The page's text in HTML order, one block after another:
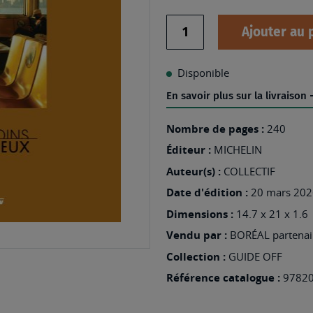
Ajouter au
Disponible
En savoir plus sur la livraison
Nombre de pages : 240
Éditeur : MICHELIN
Auteur(s) : COLLECTIF
Date d'édition : 20 mars
Dimensions : 14.7 x 21 x 1.6
Vendu par : BORÉAL
Collection : GUIDE OFF
Référence catalogue :